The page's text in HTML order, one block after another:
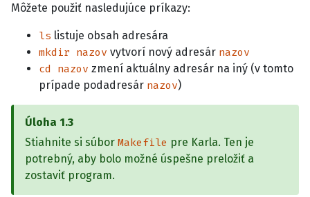
Môžete použiť nasledujúce príkazy:
ls listuje obsah adresára
mkdir nazov vytvorí nový adresár nazov
cd nazov zmení aktuálny adresár na iný (v tomto
prípade podadresár nazov)
Úloha 1.3
Stiahnite si súbor Makefile pre Karla. Ten je
potrebný, aby bolo možné úspešne preložiť a
zostaviť program.